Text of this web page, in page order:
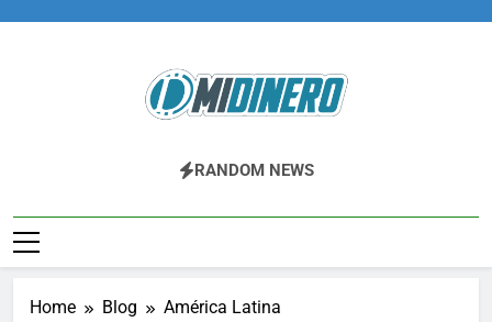
Midinero.co
Fintech, Criptomonedas
RANDOM NEWS
Home Blog América Latina